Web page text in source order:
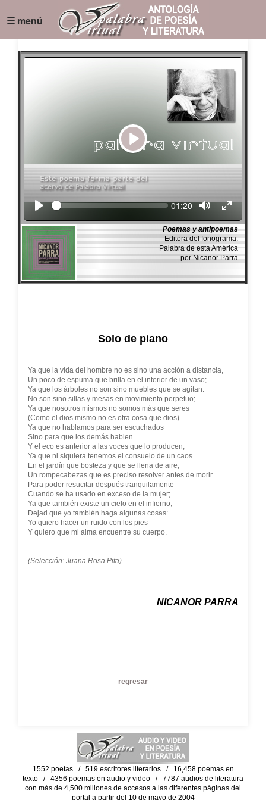
☰ menú
Play
Seek Current
01:20
Poemas y antipoemas
Editora del fonograma:
Palabra de esta América
por Nicanor Parra
Solo de piano
Ya que la vida del hombre no es sino una acción a distancia,
Un poco de espuma que brilla en el interior de un vaso;
Ya que los árboles no son sino muebles que se agitan:
No son sino sillas y mesas en movimiento perpetuo;
Ya que nosotros mismos no somos más que seres
(Como el dios mismo no es otra cosa que dios)
Ya que no hablamos para ser escuchados
Sino para que los demás hablen
Y el eco es anterior a las voces que lo producen;
Ya que ni siquiera tenemos el consuelo de un caos
En el jardín que bosteza y que se llena de aire,
Un rompecabezas que es preciso resolver antes de morir
Para poder resucitar después tranquilamente
Cuando se ha usado en exceso de la mujer;
Ya que también existe un cielo en el infierno,
Dejad que yo también haga algunas cosas:
Yo quiero hacer un ruido con los pies
Y quiero que mi alma encuentre su cuerpo.
(Selección: Juana Rosa Pita)
NICANOR PARRA
regresar
1552 poetas / 519 escritores literarios / 16,458 poemas en
texto / 4356 poemas en audio y video / 7787 audios de literatura
con más de 4,500 millones de accesos a las diferentes páginas del
portal a partir del 10 de mayo de 2004